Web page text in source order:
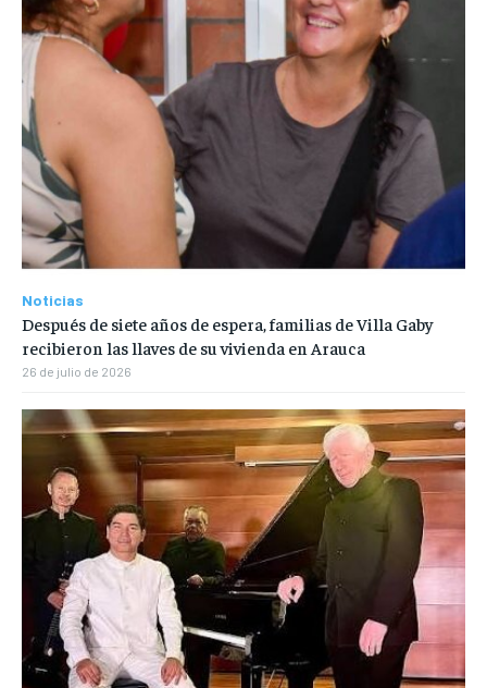
Noticias
Después de siete años de espera, familias de Villa Gaby
recibieron las llaves de su vivienda en Arauca
26 de julio de 2026